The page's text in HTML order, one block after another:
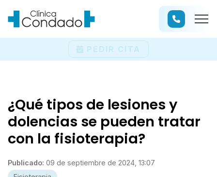
PEDIR CITA
¿Qué tipos de lesiones y
dolencias se pueden tratar
con la fisioterapia?
Publicado: 09 de septiembre de 2024, 13:07